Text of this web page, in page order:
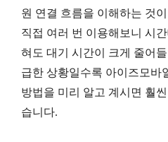
원 연결 흐름을 이해하는 것
직접 여러 번 이용해보니 시
혀도 대기 시간이 크게 줄어
급한 상황일수록 아이즈모바
방법을 미리 알고 계시면 훨
습니다.